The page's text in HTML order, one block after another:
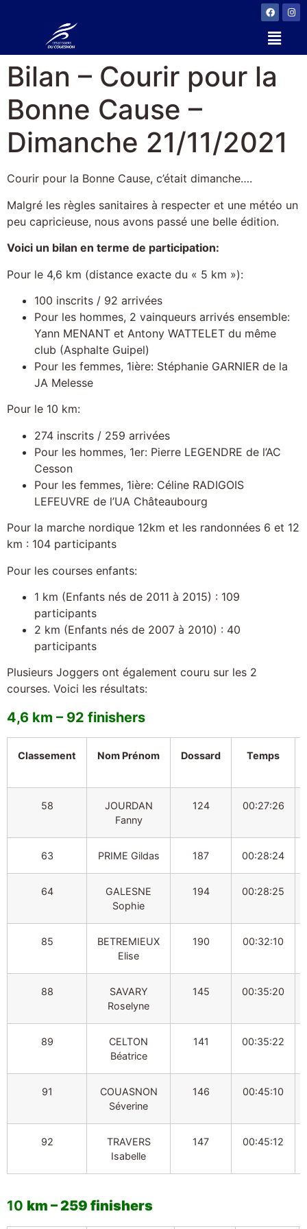
Bilan – Courir pour la
Bonne Cause –
Dimanche 21/11/2021
Courir pour la Bonne Cause, c’était dimanche….
Malgré les règles sanitaires à respecter et une météo un
peu capricieuse, nous avons passé une belle édition.
Voici un bilan en terme de participation:
Pour le 4,6 km (distance exacte du « 5 km »):
100 inscrits / 92 arrivées
Pour les hommes, 2 vainqueurs arrivés ensemble:
Yann MENANT et Antony WATTELET du même
club (Asphalte Guipel)
Pour les femmes, 1ière: Stéphanie GARNIER de la
JA Melesse
Pour le 10 km:
274 inscrits / 259 arrivées
Pour les hommes, 1er: Pierre LEGENDRE de l’AC
Cesson
Pour les femmes, 1ière: Céline RADIGOIS
LEFEUVRE de l’UA Châteaubourg
Pour la marche nordique 12km et les randonnées 6 et 12
km : 104 participants
Pour les courses enfants:
1 km (Enfants nés de 2011 à 2015) : 109
participants
2 km (Enfants nés de 2007 à 2010) : 40
participants
Plusieurs Joggers ont également couru sur les 2
courses. Voici les résultats:
4,6 km – 92 finishers
Classement Nom Prénom Dossard Temps
58
JOURDAN
Fanny
124 00:27:26
63 PRIME Gildas 187 00:28:24
64
GALESNE
Sophie
194 00:28:25
85
BETREMIEUX
Elise
190 00:32:10
88
SAVARY
Roselyne
145 00:35:20
89
CELTON
Béatrice
141 00:35:22
91
COUASNON
Séverine
146 00:45:10
92
TRAVERS
Isabelle
147 00:45:12
10 km – 259 finishers